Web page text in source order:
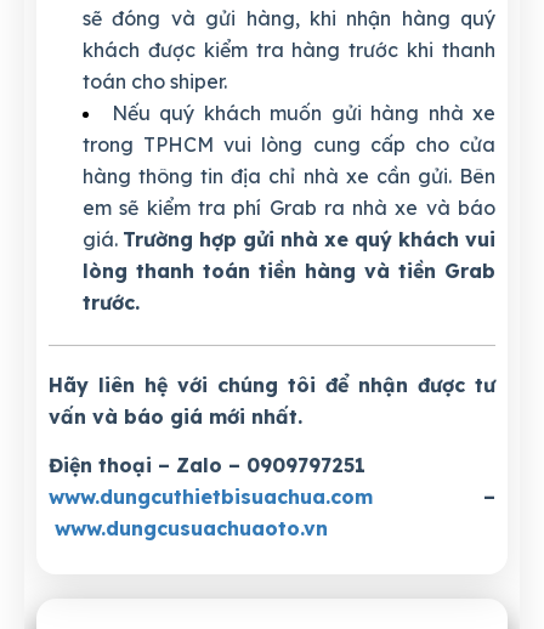
sẽ đóng và gửi hàng, khi nhận hàng quý
khách được kiểm tra hàng trước khi thanh
toán cho shiper.
Nếu quý khách muốn gửi hàng nhà xe
trong TPHCM vui lòng cung cấp cho cửa
hàng thông tin địa chỉ nhà xe cần gửi. Bên
em sẽ kiểm tra phí Grab ra nhà xe và báo
giá. Trường hợp gửi nhà xe quý khách vui
lòng thanh toán tiền hàng và tiền Grab
trước.
Hãy liên hệ với chúng tôi để nhận được tư
vấn và báo giá mới nhất.
Điện thoại – Zalo – 0909797251
www.dungcuthietbisuachua.com –
www.dungcusuachuaoto.vn